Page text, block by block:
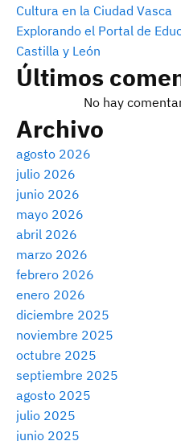
Cultura en la Ciudad Vasca
Explorando el Portal de
Castilla y León
Últimos
No hay
Archivo
agosto 2026
julio 2026
junio 2026
mayo 2026
abril 2026
marzo 2026
febrero 2026
enero 2026
diciembre 2025
noviembre 2025
octubre 2025
septiembre 2025
agosto 2025
julio 2025
junio 2025